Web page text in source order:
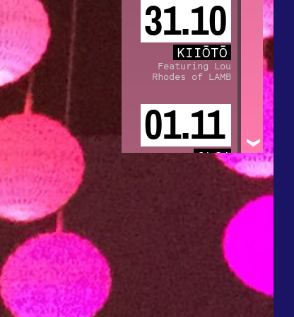
31.10
KIIŌTŌ
Featuring Lou
Rhodes of LAMB
01.11
OLGA
REZNICHENKO
03.11
NICHOLAS